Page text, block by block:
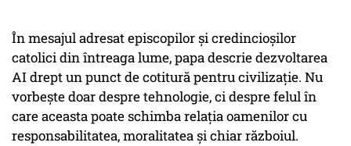
În mesajul adresat episcopilor și credincioșilor
catolici din întreaga lume, papa descrie dezvoltarea
AI drept un punct de cotitură pentru civilizație. Nu
vorbește doar despre tehnologie, ci despre felul în
care aceasta poate schimba relația oamenilor cu
responsabilitatea, moralitatea și chiar războiul.